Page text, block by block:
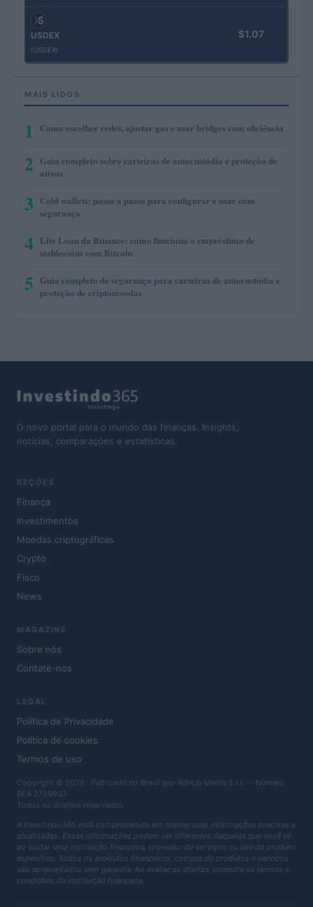
USDEX
(USDEX)
$1.07
MAIS LIDOS
1 Como escolher redes, ajustar gas e usar bridges com eficiência
2 Guia completo sobre carteiras de autocustódia e proteção de
ativos
3 Cold wallets: passo a passo para configurar e usar com
segurança
4 Lite Loan da Binance: como funciona o empréstimo de
stablecoins com Bitcoin
5 Guia completo de segurança para carteiras de autocustódia e
proteção de criptomoedas
O novo portal para o mundo das finanças. Insights,
notícias, comparações e estatísticas.
SEÇÕES
Finança
Investimentos
Moedas criptográficas
Crypto
Fisco
News
MAGAZINE
Sobre nós
Contate-nos
LEGAL
Política de Privacidade
Política de cookies
Termos de uso
Copyright © 2026 · Publicado no Brasil por AdHub Media S.r.l. — Número
REA 2729933
Todos os direitos reservados
A Investindo365 está comprometida em manter suas informações precisas e
atualizadas. Essas informações podem ser diferentes daquelas que você vê
ao visitar uma instituição financeira, provedor de serviços ou site de produto
específico. Todos os produtos financeiros, compra de produtos e serviços
são apresentados sem garantia. Ao avaliar as ofertas, consulte os termos e
condições da instituição financeira.